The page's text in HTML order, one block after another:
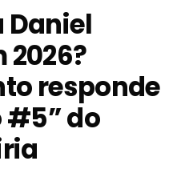
Daniel
responde
#5” do